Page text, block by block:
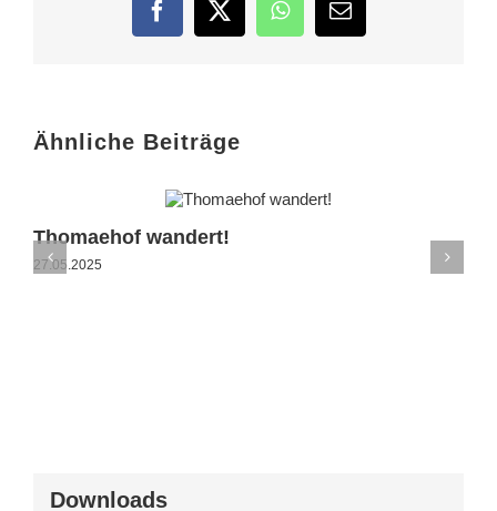
FacebookTwitterWhatsApp
E-
Mail
Ähnliche Beiträge
Thomaehof wandert!
27.05.2025
Downloads